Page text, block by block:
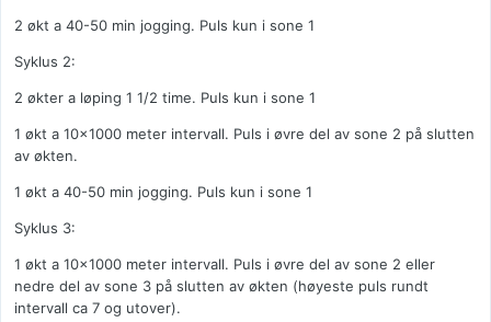
2 økt a 40-50 min jogging. Puls kun i sone 1
Syklus 2:
2 økter a løping 1 1/2 time. Puls kun i sone 1
1 økt a 10x1000 meter intervall. Puls i øvre del av sone 2 på slutten
av økten.
1 økt a 40-50 min jogging. Puls kun i sone 1
Syklus 3:
1 økt a 10x1000 meter intervall. Puls i øvre del av sone 2 eller
nedre del av sone 3 på slutten av økten (høyeste puls rundt
intervall ca 7 og utover).